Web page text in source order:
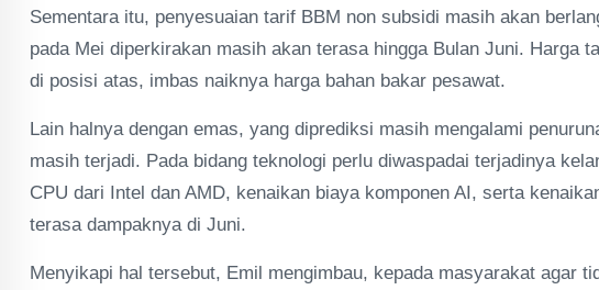
Sementara itu, penyesuaian tarif BBM non subsidi masih akan
pada Mei diperkirakan masih akan terasa hingga Bulan Juni. Harga
di posisi atas, imbas naiknya harga bahan bakar pesawat.
Lain halnya dengan emas, yang diprediksi masih mengalami
masih terjadi. Pada bidang teknologi perlu diwaspadai terjadinya
CPU dari Intel dan AMD, kenaikan biaya komponen AI, serta
terasa dampaknya di Juni.
Menyikapi hal tersebut, Emil mengimbau, kepada masyarakat agar